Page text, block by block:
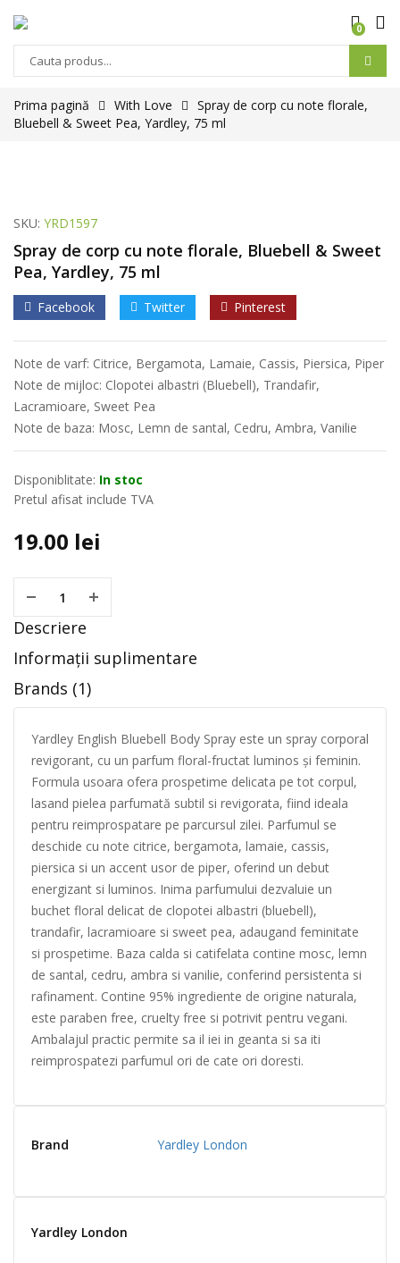
0
Prima pagină With Love
Spray de corp cu note florale,
Bluebell & Sweet Pea, Yardley, 75 ml
SKU: YRD1597
Spray de corp cu note florale, Bluebell & Sweet
Pea, Yardley, 75 ml
Facebook Twitter Pinterest
Note de varf: Citrice, Bergamota, Lamaie, Cassis, Piersica, Piper
Note de mijloc: Clopotei albastri (Bluebell), Trandafir,
Lacramioare, Sweet Pea
Note de baza: Mosc, Lemn de santal, Cedru, Ambra, Vanilie
Disponiblitate: In stoc
Pretul afisat include TVA
19.00 lei
Descriere
Informații suplimentare
Brands (1)
Yardley English Bluebell Body Spray este un spray corporal
revigorant, cu un parfum floral-fructat luminos și feminin.
Formula usoara ofera prospetime delicata pe tot corpul,
lasand pielea parfumată subtil si revigorata, fiind ideala
pentru reimprospatare pe parcursul zilei. Parfumul se
deschide cu note citrice, bergamota, lamaie, cassis,
piersica si un accent usor de piper, oferind un debut
energizant si luminos. Inima parfumului dezvaluie un
buchet floral delicat de clopotei albastri (bluebell),
trandafir, lacramioare si sweet pea, adaugand feminitate
si prospetime. Baza calda si catifelata contine mosc, lemn
de santal, cedru, ambra si vanilie, conferind persistenta si
rafinament. Contine 95% ingrediente de origine naturala,
este paraben free, cruelty free si potrivit pentru vegani.
Ambalajul practic permite sa il iei in geanta si sa iti
reimprospatezi parfumul ori de cate ori doresti.
Brand Yardley London
Yardley London